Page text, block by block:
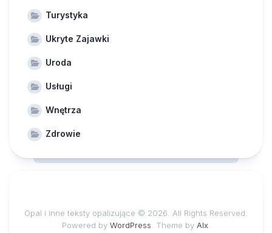
Turystyka
Ukryte Zajawki
Uroda
Usługi
Wnętrza
Zdrowie
Opal i inne teksty opalizujące © 2026. All Rights Reserved.
Powered by WordPress . Theme by Alx